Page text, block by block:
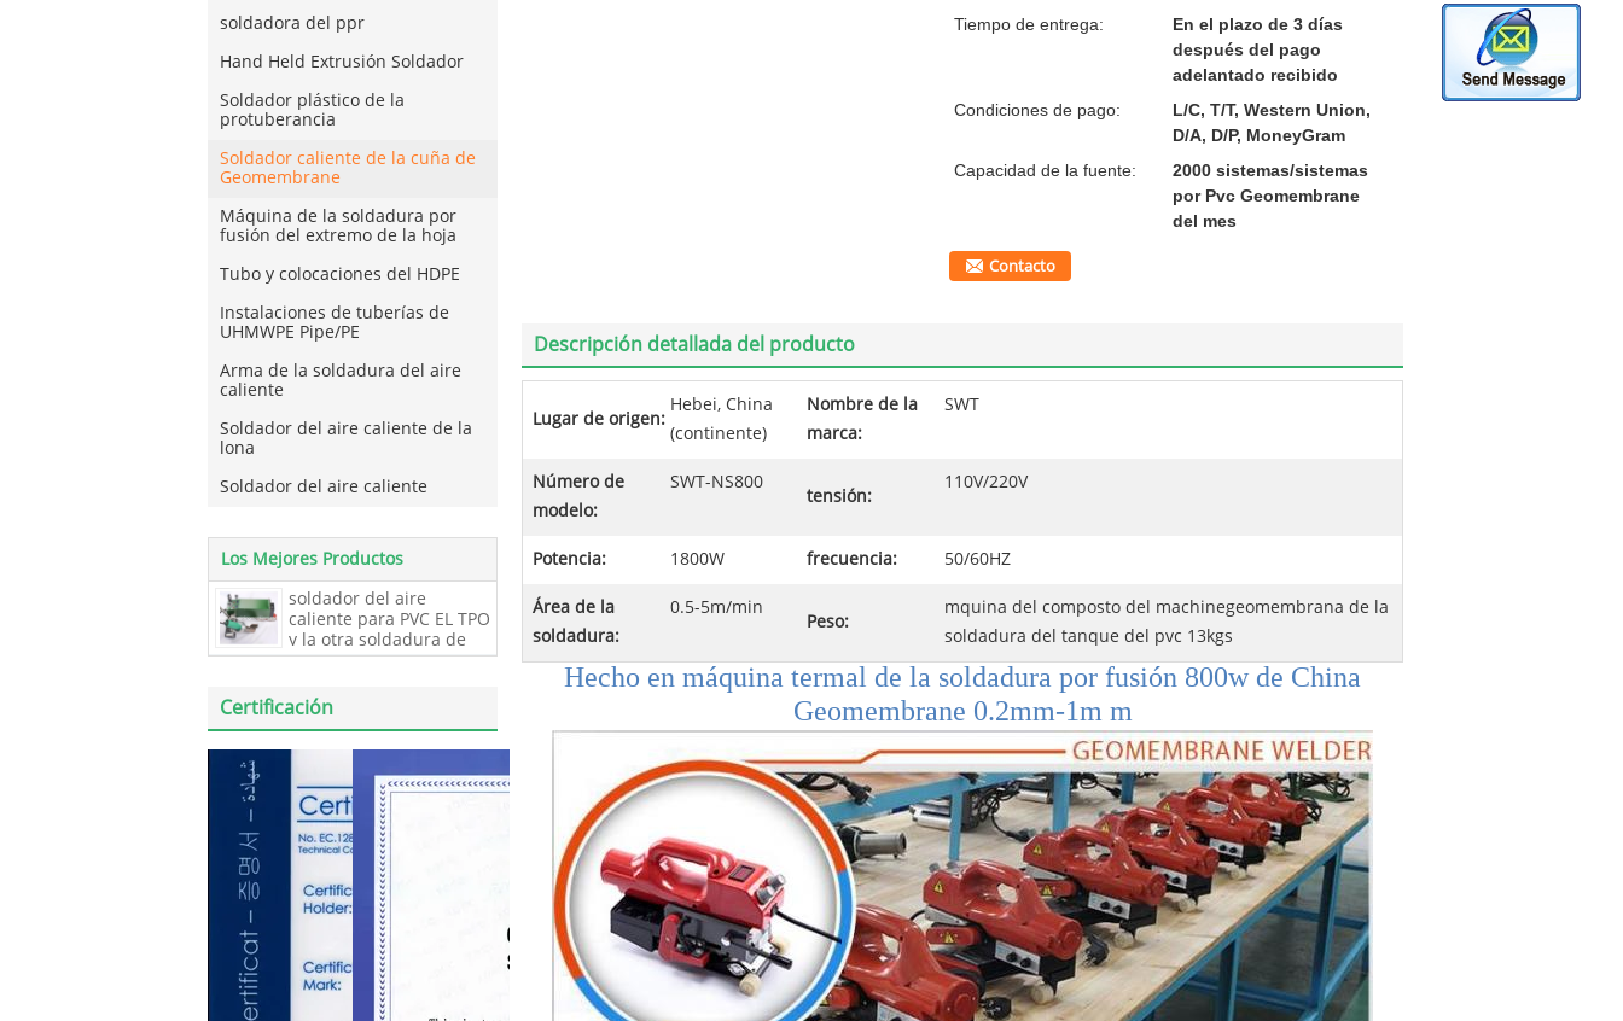
soldadora del ppr
Hand Held Extrusión Soldador
Soldador plástico de la
protuberancia
Soldador caliente de la cuña de
Geomembrane
Máquina de la soldadura por
fusión del extremo de la hoja
Tubo y colocaciones del HDPE
Instalaciones de tuberías de
UHMWPE Pipe/PE
Arma de la soldadura del aire
caliente
Soldador del aire caliente de la
lona
Soldador del aire caliente
Los Mejores Productos
soldador del aire
caliente para PVC EL TPO
y la otra soldadura de
impermeabilización
techumbre de la
la coincidencia de 40m
m
Certificación
Tiempo de entrega:
En el plazo de 3 días
después del pago
adelantado recibido
Condiciones de pago:
L/C, T/T, Western Union,
D/A, D/P, MoneyGram
Capacidad de la fuente:
2000 sistemas/sistemas
por Pvc Geomembrane
del mes
Contacto
Descripción detallada del producto
Lugar de origen:
Hebei, China
(continente)
Nombre de la
marca:
SWT
Número de
modelo:
SWT-NS800
tensión:
110V/220V
Potencia: 1800W frecuencia: 50/60HZ
Área de la
soldadura:
0.5-5m/min
Peso:
mquina del composto del machinegeomembrana de la
soldadura del tanque del pvc 13kgs
Hecho en máquina termal de la soldadura por fusión 800w de China
Geomembrane 0.2mm-1m m